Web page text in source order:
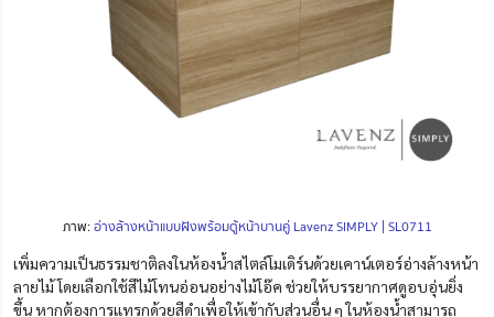
ภาพ:อ่างล้างหน้าแบบฝังพร้อมตู้หน้าบานคู่ Lavenz SIMPLY | SL0711
เพิ่มความเป็นธรรมชาติลงในห้องน้ำสไตล์โมเดิร์นด้วยเคาน์เตอร์อ่างล้างหน้า
ลายไม้ โดยเลือกใช้สีไม้โทนอ่อนอย่างไม้โอ๊ค ช่วยให้บรรยากาศดูอบอุ่นยิ่ง
ขึ้น หากต้องการแทรกด้วยสีดำเพื่อให้เข้ากับส่วนอื่น ๆ ในห้องน้ำสามารถ